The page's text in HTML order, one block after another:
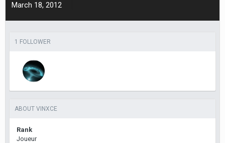
March 18, 2012
1 FOLLOWER
ABOUT VINXCE
Rank
Joueur